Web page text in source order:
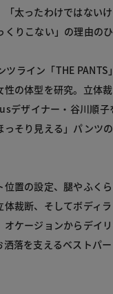
「太ったわけではない
りこない」の理由のひ
ツライン「THE PANTS
性の体型を研究。立体
デザイナー・谷川順子
っそり見える」パンツ
位置の設定、腿やふく
体裁断、そしてボディ
オケージョンからデイ
落を支えるベストパ